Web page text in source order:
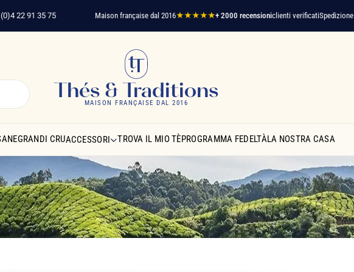
91 35 75 Maison française dal 2016★★★★★+ 2000 recensioniclienti verificatiSpedizione rapida -
Thés & Traditions
MAISON FRANÇAISE DAL 2016
GRANDI CRUACCESSORI TROVA IL MIO TÈPROGRAMMA FEDELTÀLA NOSTRA CASA